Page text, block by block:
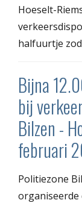
Hoeselt-
halfuurtje
Bijna
bij
Bilzen -
februari
Politiezone
organiseerde